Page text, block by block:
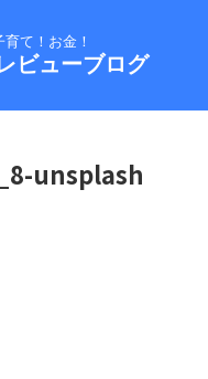
て！お金！
ビューブログ
unsplash